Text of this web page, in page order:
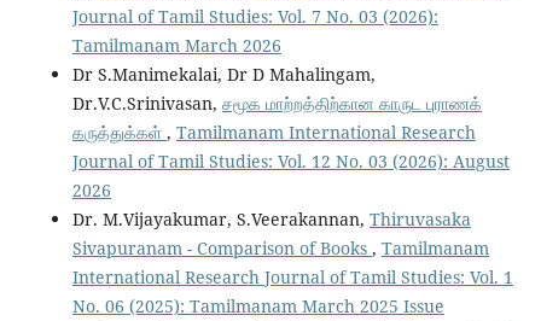
Journal of Tamil Studies: Vol. 7 No. 03 (2026):
Tamilmanam March 2026
Dr S.Manimekalai, Dr D Mahalingam,
Dr.V.C.Srinivasan, சமூக மாற்றத்திற்கான காருட புராணக்
கருத்துக்கள் , Tamilmanam International Research
Journal of Tamil Studies: Vol. 12 No. 03 (2026): August
2026
Dr. M.Vijayakumar, S.Veerakannan, Thiruvasaka
Sivapuranam - Comparison of Books , Tamilmanam
International Research Journal of Tamil Studies: Vol. 1
No. 06 (2025): Tamilmanam March 2025 Issue